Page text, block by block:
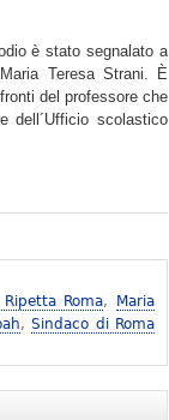
è stato segnalato a
Teresa Strani. È
del professore che
dell´Ufficio scolastico
Roma,
Maria
, Sindaco di Roma